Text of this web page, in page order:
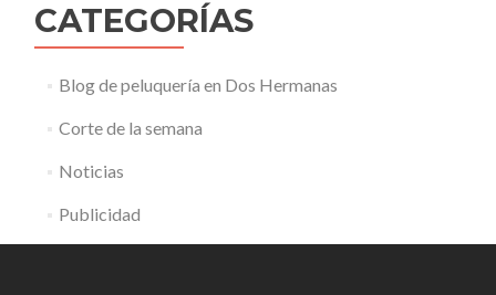
CATEGORÍAS
Blog de peluquería en Dos Hermanas
Corte de la semana
Noticias
Publicidad